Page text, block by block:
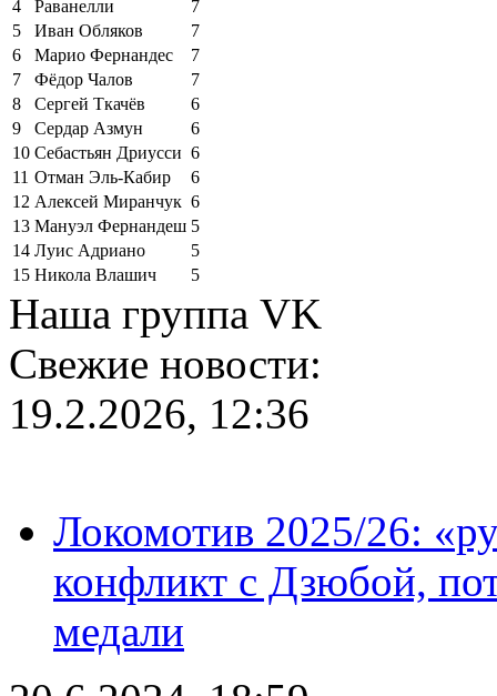
4
Раванелли
7
5
Иван Обляков
7
6
Марио Фернандес
7
7
Фёдор Чалов
7
8
Сергей Ткачёв
6
9
Сердар Азмун
6
10 Себастьян Дриусси 6
11 Отман Эль-Кабир
6
12 Алексей Миранчук 6
13 Мануэл Фернандеш 5
14 Луис Адриано
5
15 Никола Влашич 5
Наша группа VK
Свежие новости:
19.2.2026, 12:36
Локомотив 2025/26:
конфликт с Дзюбой,
медали